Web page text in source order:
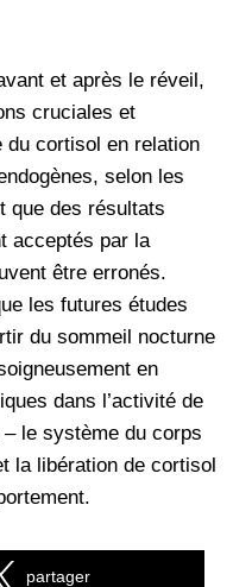
et après le réveil,
cruciales et
du cortisol en relation
selon les
que des résultats
acceptés par la
être erronés.
les futures études
du sommeil nocturne
en
dans l’activité de
– le système du corps
la libération de cortisol
partager